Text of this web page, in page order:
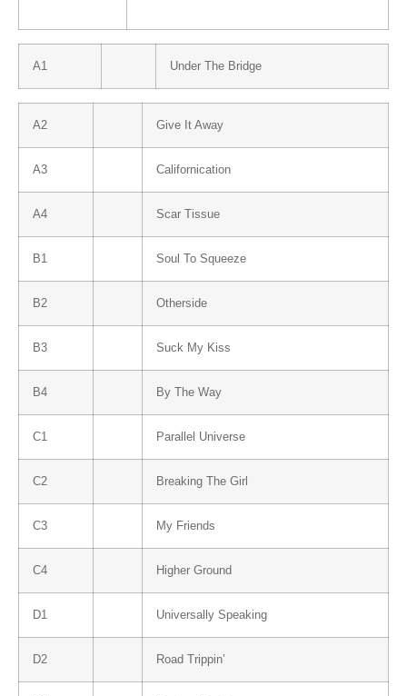
A1 Under The Bridge
A2 Give It Away
A3 Californication
A4 Scar Tissue
B1 Soul To Squeeze
B2 Otherside
B3 Suck My Kiss
B4 By The Way
C1 Parallel Universe
C2 Breaking The Girl
C3 My Friends
C4 Higher Ground
D1 Universally Speaking
D2 Road Trippin’